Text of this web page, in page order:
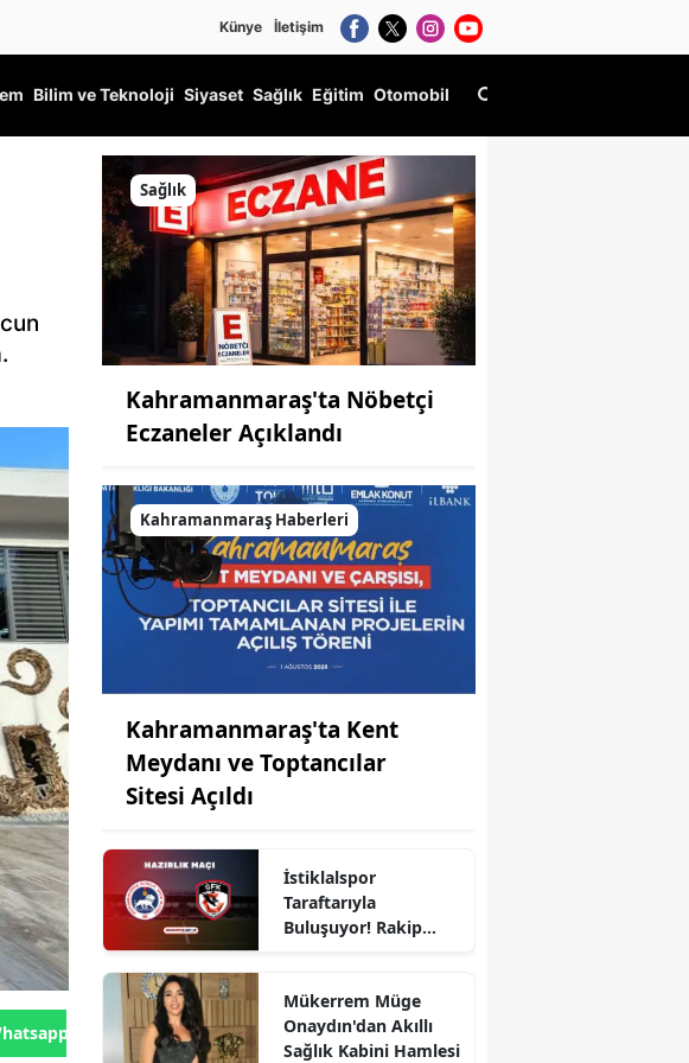
Künye İletişim
Bilim ve Teknoloji Siyaset Sağlık Eğitim Otomobil
Gönder
Sağlık
Kahramanmaraş'ta Nöbetçi
Eczaneler Açıklandı
Kahramanmaraş Haberleri
Kahramanmaraş'ta Kent
Meydanı ve Toptancılar
Sitesi Açıldı
İstiklalspor
Taraftarıyla
Buluşuyor! Rakip
Mükerrem Müge
Onaydın'dan Akıllı
Sağlık Kabini Hamlesi